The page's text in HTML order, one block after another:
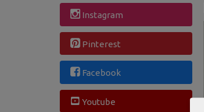
Instagram
Pinterest
Facebook
Youtube